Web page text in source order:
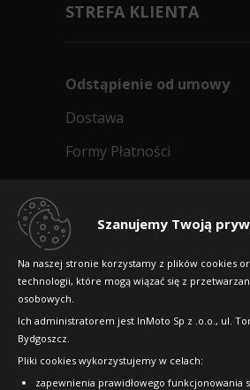
Szanujemy Twoją
Na naszej stronie korzystamy z plików cookies
technologii, które mogą wiązać się z
osobowych.
Ich administratorem jest InMoto Sp z .o.o., ul.
Bydgoszcz.
Pliki cookies wykorzystujemy w celach:
zapewnienia prawidłowego funkcjonowania
STREFA KLIENTA
Odstąpienie od umowy
Dostawa
Formy Płatności
Dlaczego warto kupić w
Raty
FAQ
OFICJALNY PARTNER